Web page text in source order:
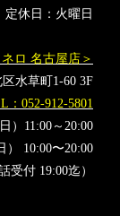
定休日：火曜日
ロ 名古屋店＞
水草町1-60 3F
：052-912-5801
）11:00～20:00
） 10:00〜20:00
受付 19:00迄）